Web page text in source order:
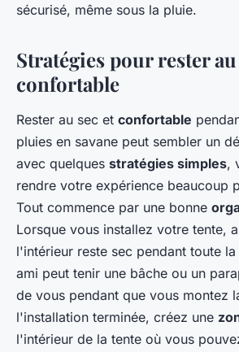
sécurisé, même sous la pluie.
Stratégies pour rester
confortable
Rester au sec et confortable
pluies en savane peut sembler un
avec quelques stratégies simples,
rendre votre expérience beaucoup
Tout commence par une bonne
Lorsque vous installez votre tente,
l'intérieur reste sec pendant toute
ami peut tenir une bâche ou un
de vous pendant que vous montez
l'installation terminée, créez une
l'intérieur de la tente où vous